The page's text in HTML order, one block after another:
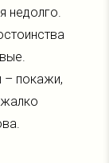
недолго.
– покажи,